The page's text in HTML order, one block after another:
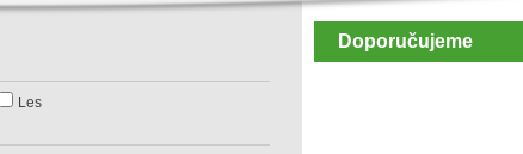
Les
Doporučujeme